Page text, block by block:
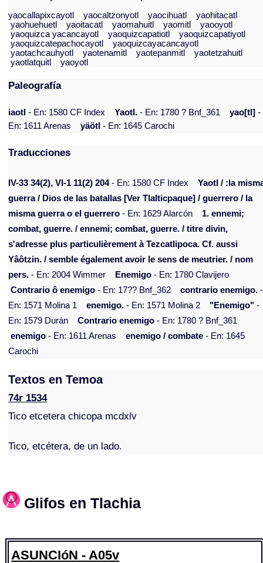
yaocallapixcayotl
yaocaltzonyotl yaocihuatl
yaohitacatl
yaohuehuetl
yaoitacatl yaomahuitl yaomitl
yaooyotl
yaoquizca yacancayotl
yaoquizcapatiotl
yaoquizcapatiyotl
yaoquizcatepachocayotl
yaoquizcayacancayotl
yaotachcauhyotl
yaotenamitl yaotepanmitl
yaotetzahuitl
yaotlatquitl
yaoyotl
Paleografía
iaotl - En: 1580 CF Index Yaotl. - En: 1780 ? Bnf_361 yao[tl] -
En: 1611 Arenas
yäötl - En: 1645 Carochi
Traducciones
IV-33 34(2), VI-1 11(2) 204- En: 1580 CF Index
Yaotl / :la
guerra / Dios de las batallas [Ver Tlalticpaque] / guerrero / la
misma guerra o el guerrero - En: 1629 Alarcón
1. ennemi;
combat, guerre. / ennemi; combat, guerre. / titre divin,
s'adresse plus particulièrement à Tezcatlipoca. Cf. aussi
Yâôtzin. / semble également avoir le sens de meutrier. / nom
pers. - En: 2004 Wimmer Enemigo - En: 1780 Clavijero
Contrario ô enemigo - En: 17?? Bnf_362 contrario enemigo. -
En: 1571 Molina 1
enemigo. - En: 1571 Molina 2 "Enemigo" -
En: 1579 Durán
Contrario enemigo - En: 1780 ? Bnf_361
enemigo - En: 1611 Arenas enemigo / combate - En: 1645
Carochi
Textos en Temoa
74r 1534
Tico etcetera chicopa mcdxlv
Tico, etcétera, de un lado.
Glifos en Tlachia
ASUNCIóN - A05v